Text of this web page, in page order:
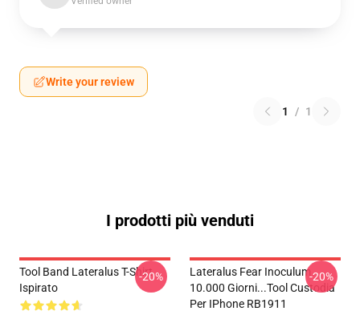
Write your review
1 / 1
I prodotti più venduti
Tool Band Lateralus T-Shirt
Ispirato
-20%
Lateralus Fear Inoculum
10.000 Giorni...tool Custodia
Per IPhone RB1911
-20%